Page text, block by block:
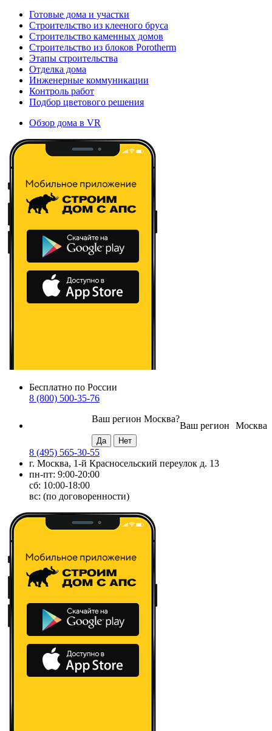
Готовые дома и участки
Строительство из клееного бруса
Строительство каменных домов
Строительство из блоков Porotherm
Этапы строительства
Отделка дома
Инженерные коммуникации
Контроль работ
Подбор цветового решения
Обзор дома в VR
Бесплатно по России
8 (800) 500-35-76
Москва
Ваш регион
Ваш регион Москва?
8 (495) 565-30-55
г. Москва, 1-й Красносельский переулок д. 13
пн-пт: 9:00-20:00
сб: 10:00-18:00
вс: (по договоренности)